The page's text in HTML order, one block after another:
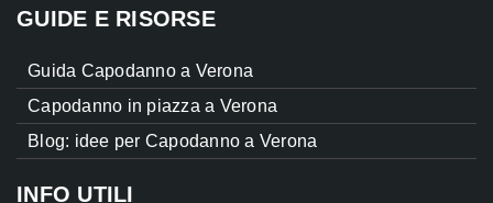
GUIDE E RISORSE
Guida Capodanno a Verona
Capodanno in piazza a Verona
Blog: idee per Capodanno a Verona
INFO UTILI